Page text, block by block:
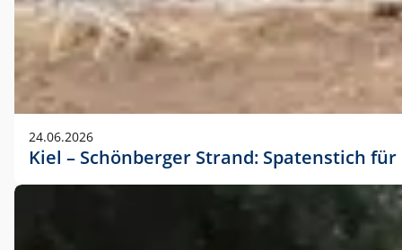
24.06.2026
Kiel – Schönberger Strand: Spatenstich